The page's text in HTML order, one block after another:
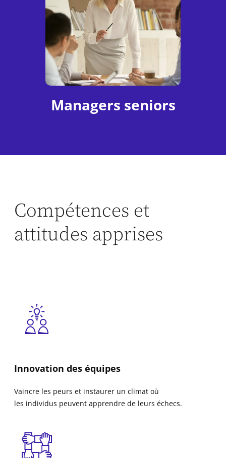
Managers seniors
Compétences et
attitudes apprises
Innovation des équipes
Vaincre les peurs et instaurer un climat où
les individus peuvent apprendre de leurs échecs.